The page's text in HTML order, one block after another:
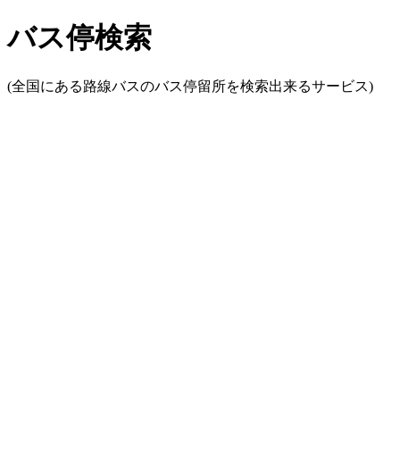
バス停検索
(全国にある路線バスのバス停留所を検索出来るサービス)